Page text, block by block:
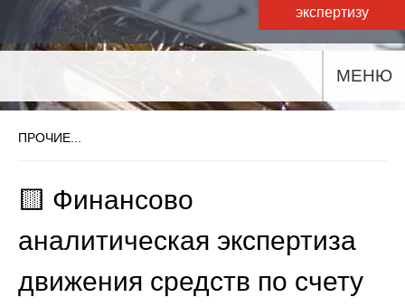
экспертизу
МЕНЮ
ПРОЧИЕ...
🟨 Финансово
аналитическая экспертиза
движения средств по счету